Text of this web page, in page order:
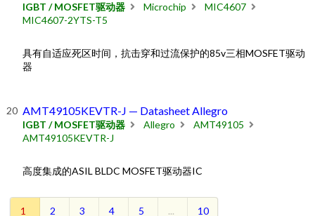
IGBT / MOSFET驱动器 Microchip
MIC4607
MIC4607-2YTS-T5
具有自适应死区时间，抗击穿和过流保护的85v三相MOSFET驱动
器
AMT49105KEVTR-J — Datasheet Allegro
IGBT / MOSFET驱动器 Allegro
AMT49105
AMT49105KEVTR-J
高度集成的ASIL BLDC MOSFET驱动器IC
1 2 3 4 5 ... 10